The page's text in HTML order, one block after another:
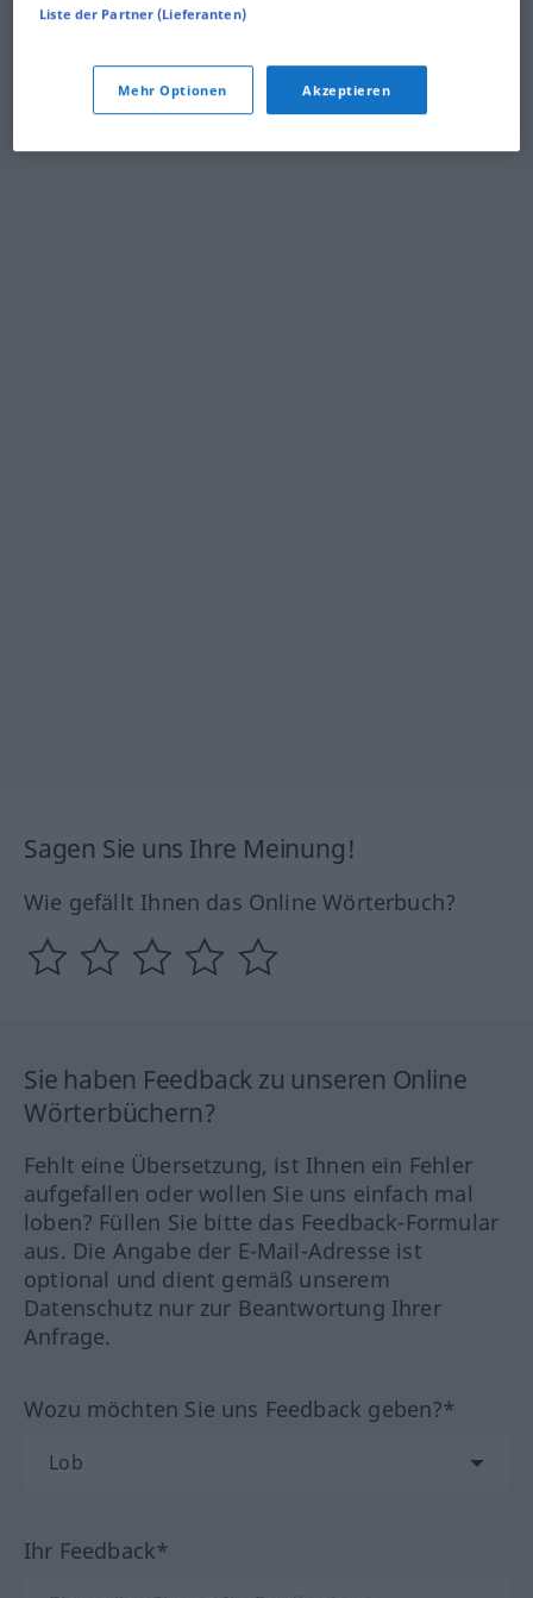
Sagen Sie uns Ihre Meinung!
Wie gefällt Ihnen das Online Wörterbuch?
Sie haben Feedback zu unseren Online
Wörterbüchern?
Fehlt eine Übersetzung, ist Ihnen ein Fehler
aufgefallen oder wollen Sie uns einfach mal
loben? Füllen Sie bitte das Feedback-Formular
aus. Die Angabe der E-Mail-Adresse ist
optional und dient gemäß unserem
Datenschutz nur zur Beantwortung Ihrer
Anfrage.
Wozu möchten Sie uns Feedback geben?*
Ihr Feedback*
Liste der Partner (Lieferanten)
Mehr Optionen Akzeptieren